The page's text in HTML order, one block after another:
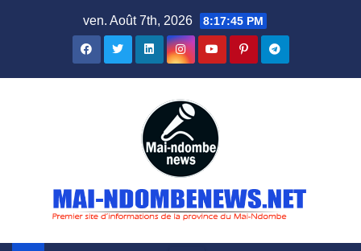
ven. Août 7th, 2026 8:17:46 PM